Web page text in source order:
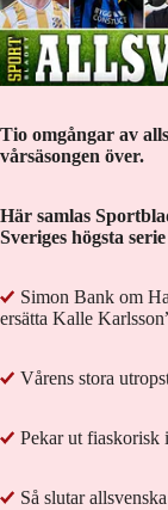
Tio omgångar av
vårsäsongen över.
Här samlas
Sveriges högsta
Simon Bank om
ersätta Kalle
Vårens stora
Pekar ut fiaskorisk
Så slutar